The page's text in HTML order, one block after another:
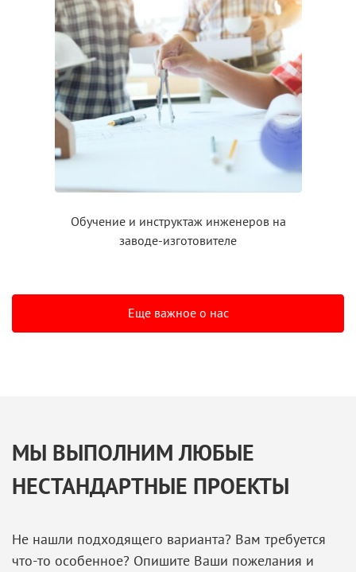
Обучение и инструктажинженеров на
заводе-изготовителе
Еще важное о нас
МЫ ВЫПОЛНИМ ЛЮБЫЕ
НЕСТАНДАРТНЫЕ ПРОЕКТЫ
Не нашли подходящего варианта? Вам требуется
что-то особенное? Опишите Ваши пожелания и